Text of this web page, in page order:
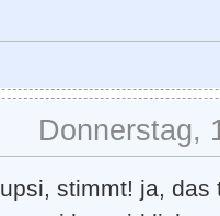
Donnerstag,
upsi, stimmt! ja,